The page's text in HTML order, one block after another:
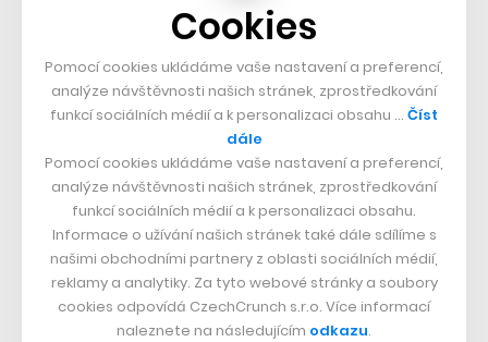
S vozem by mělo být možné jet rychlostí až 160 km/h,
přičemž z „nuly na sto“ dokáže zrychlit za deset vteřin.
Lightyear 0 tak sice nebude ten nejsvižnější
tento titul mimochodem nedávno získal
model Nevera od Rimacu), může se však pochlubit
nízkým aerodynamickým odporem, jehož součinitel
činí 0,175. Maximální efektivitě pak nahrává také nízká
váha vozu 1 575 kilogramů.
Cookies
Pomocí cookies ukládáme vaše nastavení a preferencí,
analýze návštěvnosti našich stránek, zprostředkování
funkcí sociálních médií a k personalizaci obsahu … Číst
dále
Pomocí cookies ukládáme vaše nastavení a preferencí,
analýze návštěvnosti našich stránek, zprostředkování
funkcí sociálních médií a k personalizaci obsahu.
Informace o užívání našich stránek také dále sdílíme s
našimi obchodními partnery z oblasti sociálních médií,
reklamy a analytiky. Za tyto webové stránky a soubory
cookies odpovídá CzechCrunch s.r.o. Více informací
naleznete na následujícím odkazu.